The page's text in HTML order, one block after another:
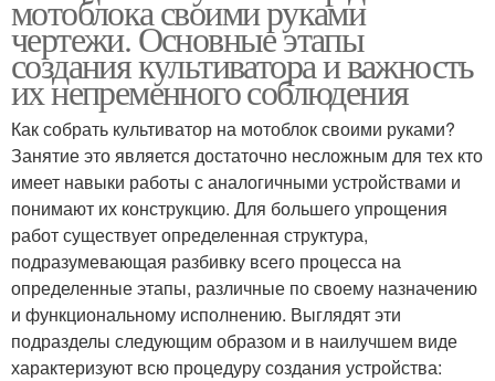
мотоблока своими руками
чертежи. Основные этапы
создания культиватора и важность
их непременного соблюдения
Как собрать культиватор на мотоблок своими руками?
Занятие это является достаточно несложным для тех кто
имеет навыки работы с аналогичными устройствами и
понимают их конструкцию. Для большего упрощения
работ существует определенная структура,
подразумевающая разбивку всего процесса на
определенные этапы, различные по своему назначению
и функциональному исполнению. Выглядят эти
подразделы следующим образом и в наилучшем виде
характеризуют всю процедуру создания устройства: